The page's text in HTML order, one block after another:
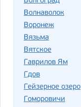
Волнаволок
Воронеж
Вязьма
Вятское
Гаврилов Ям
Гдов
Гейзерное озеро
Гоморовичи